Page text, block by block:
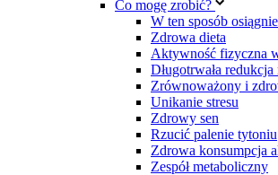
Co mogę zrobić?
W ten sposób
Zdrowa dieta
Aktywność fizyczna
Długotrwała
Zrównoważony i
Unikanie stresu
Zdrowy sen
Rzucić palenie tytoniu
Zdrowa konsumpcja
Zespół metaboliczny